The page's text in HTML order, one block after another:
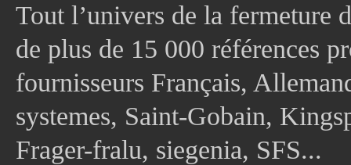
Tout l’univers de la fermeture
de plus de 15 000 références
fournisseurs Français,
systemes, Saint-Gobain,
Frager-fralu, siegenia, SFS...